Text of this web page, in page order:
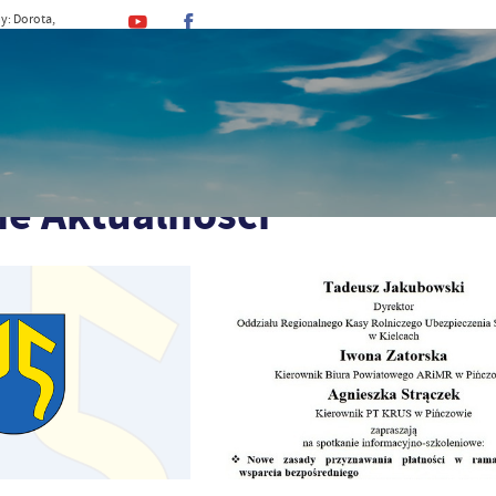
Dorota,
DLA MIESZKAŃCA DLA
Aktualności